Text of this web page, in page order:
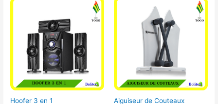
Hoofer 3 en 1 Aiguiseur de Couteaux